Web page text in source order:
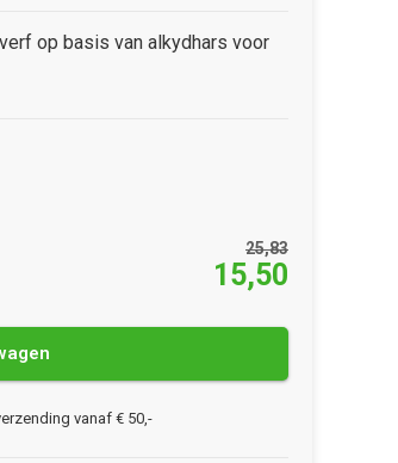
op basis van alkydhars voor
25,83
15,50
vanaf € 50,-